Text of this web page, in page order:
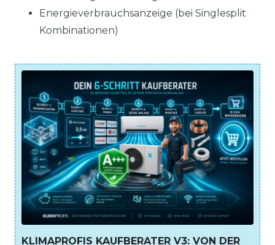
Energieverbrauchsanzeige (bei Singlesplit
Kombinationen)
KLIMAPROFIS KAUFBERATER V3: VON DER